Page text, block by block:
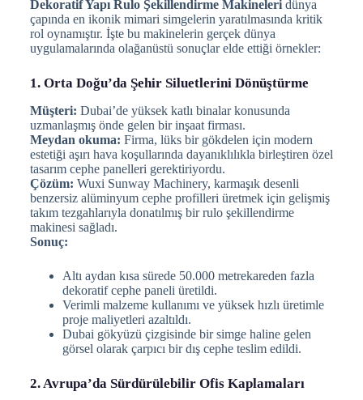
Dekoratif Yapı Rulo Şekillendirme Makineleridünya
çapında en ikonik mimari simgelerin yaratılmasında kritik
rol oynamıştır. İşte bu makinelerin gerçek dünya
uygulamalarında olağanüstü sonuçlar elde ettiği örnekler:
1. Orta Doğu’da Şehir Siluetlerini Dönüştürme
Müşteri: Dubai’de yüksek katlı binalar konusunda
uzmanlaşmış önde gelen bir inşaat firması.
Meydan okuma: Firma, lüks bir gökdelen için modern
estetiği aşırı hava koşullarında dayanıklılıkla birleştiren özel
tasarım cephe panelleri gerektiriyordu.
Çözüm: Wuxi Sunway Machinery, karmaşık desenli
benzersiz alüminyum cephe profilleri üretmek için gelişmiş
takım tezgahlarıyla donatılmış bir rulo şekillendirme
makinesi sağladı.
Sonuç:
Altı aydan kısa sürede 50.000 metrekareden fazla
dekoratif cephe paneli üretildi.
Verimli malzeme kullanımı ve yüksek hızlı üretimle
proje maliyetleri azaltıldı.
Dubai gökyüzü çizgisinde bir simge haline gelen
görsel olarak çarpıcı bir dış cephe teslim edildi.
2. Avrupa’da Sürdürülebilir Ofis Kaplamaları